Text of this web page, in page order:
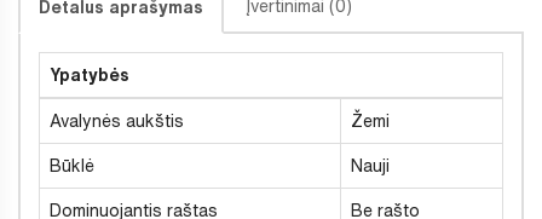
Detalus aprašymas Įvertinimai (0)
Ypatybės
Avalynės aukštis Žemi
Būklė Nauji
Dominuojantis raštas Be rašto